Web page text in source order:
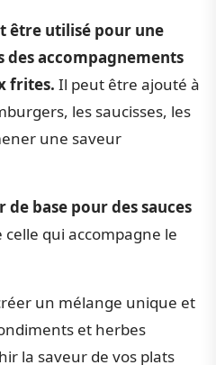
être utilisé pour une
des accompagnements
frites. Il peut être ajouté à
les saucisses, les
une saveur
base pour des sauces
celle qui accompagne le
un mélange unique et
et herbes
la saveur de vos plats